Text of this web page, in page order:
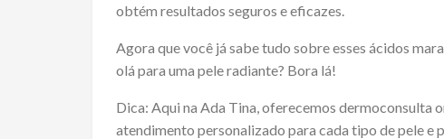
obtém resultados seguros e eficazes.
Agora que você já sabe tudo sobre esses ácidos
olá para uma pele radiante? Bora lá!
Dica: Aqui na Ada Tina, oferecemos dermoconsulta
atendimento personalizado para cada tipo de pele e